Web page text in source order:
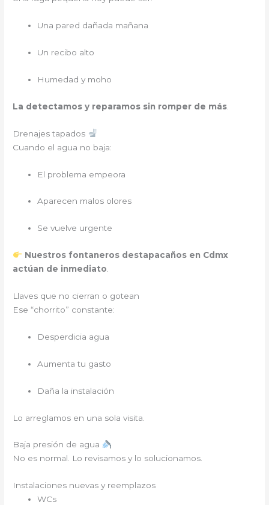
Una pared dañada mañana
Un recibo alto
Humedad y moho
La detectamos y reparamos sin romper de más
Drenajes tapados
Cuando el agua no baja:
El problema empeora
Aparecen malos olores
Se vuelve urgente
Nuestros fontaneros destapacaños en Cdmx
actúan de inmediato
Llaves que no cierran o gotean
Ese “chorrito” constante:
Desperdicia agua
Aumenta tu gasto
Daña la instalación
Lo arreglamos en una sola visita.
Baja presión de agua
No es normal. Lo revisamos y lo solucionamos.
Instalaciones nuevas y reemplazos
WCs